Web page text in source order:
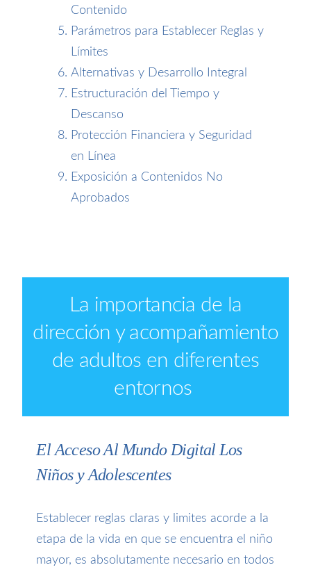
Contenido
Parámetros para Establecer Reglas y
Límites
Alternativas y Desarrollo Integral
Estructuración del Tiempo y
Descanso
Protección Financiera y Seguridad
en Línea
Exposición a Contenidos No
Aprobados
La importancia de la
dirección y acompañamiento
de adultos en diferentes
entornos
El Acceso Al Mundo Digital Los
Niños y Adolescentes
Establecer reglas claras y limites acorde a la
etapa de la vida en que se encuentra el niño
mayor, es absolutamente necesario en todos